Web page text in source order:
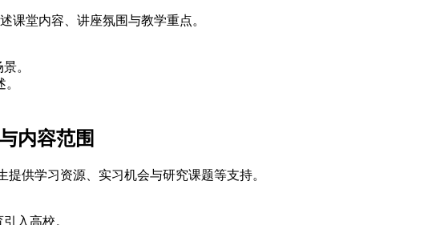
课堂内容、讲座氛围与教学重点。
。
内容范围
供学习资源、实习机会与研究课题等支持。
入高校。